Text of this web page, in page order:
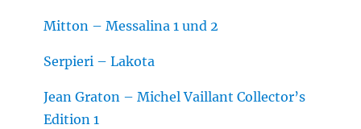
Mitton – Messalina 1 und 2
Serpieri – Lakota
Jean Graton – Michel Vaillant Collector’s
Edition 1